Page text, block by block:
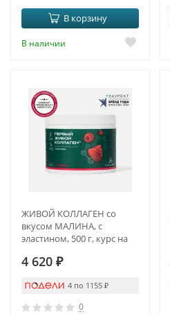
В корзину
В наличии
ЖИВОЙ КОЛЛАГЕН со
вкусом МАЛИНА, с
эластином, 500 г, курс на
4 620 ₽
4 по 1155 ₽
0